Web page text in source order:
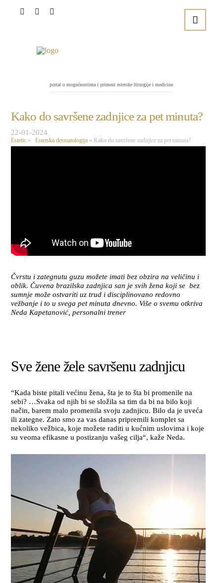
portal o mogućnostima i primeni estetske hirurgije i medicine
Kako do savršene zadnjice za pet minuta?
22-01-2024
Estetic » Estetska dermatologija » Kako do savršene zadnjice za pet minuta?
Čvrstu i zategnutu guzu možete imati bez obzira na veličinu i
oblik. Čuvena brazilska zadnjica san je svih žena koji se bez
sumnje može ostvariti uz trud i disciplinovano redovno
vežbanje i to u svega pet minuta dnevno. Više o svemu otkriva
Neda Kapetanović, personalni trener
Sve žene žele savršenu zadnjicu
“Kada biste pitali većinu žena, šta je to šta bi promenile na
sebi? …Svaka od njih bi se složila sa tim da bi na bilo koji
način, barem malo promenila svoju zadnjicu. Bilo da je uveća
ili zategne. Zato smo za vas danas pripremili komplet sa
nekoliko vežbica, koje možete raditi u kućnim uslovima i koje
su veoma efikasne u postizanju vašeg cilja“, kaže Neda.